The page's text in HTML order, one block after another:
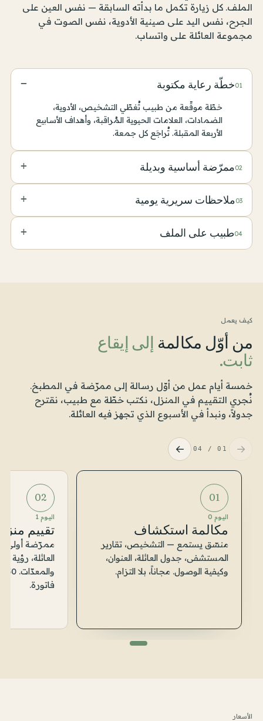
الملف. كل زيارة تكمل ما بدأته السابقة — نفس العين على
الجرح، نفس اليد على صينية الأدوية، نفس الصوت في
مجموعة العائلة على واتساب.
01خطّة رعاية مكتوبة −
خطّة موقّعة من طبيب تُغطّي التشخيص، الأدوية،
الضمادات، العلامات الحيوية المُراقبة، وأهداف الأسابيع
الأربعة المقبلة. تُراجَع كل جمعة.
02ممرّضة أساسية وبديلة +
معروفة بالاسم تطّلع على الملف للإجازات والأيام المرضيّة.
التغطية على مدار الساعة تُدار بنوبتين، اثنتا عشرة ساعة لكل
ممرّضة، يتشاركن الملاحظات نفسها.
03ملاحظات سريرية يومية +
في كل نوبة. تستطيع العائلة قراءة ملاحظات اليوم، ويستلم
طبيبك العام موجزاً أسبوعياً.
04طبيب على الملف +
كيف يعمل
من أوّل مكالمة إلى إيقاع
ثابت.
خمسة أيام عمل من أوّل رسالة إلى ممرّضة في المطبخ.
نُجري التقييم في المنزل، نكتب خطّة مع طبيب، نقترح
جدولاً، ونبدأ في الأسبوع الذي تجهز فيه العائلة.
→
01
/
04
←
01
اليوم 0
مكالمة استكشاف
منسّق يستمع — التشخيص، تقارير
المستشفى، جدول العائلة، العنوان،
وكيفية الوصول. مجاناً، بلا التزام.
02
اليوم 1
تقييم
ممرّضة أولى
العائلة، رؤية
فاتورة.
الأسعار